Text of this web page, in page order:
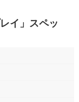
イ」スペッ